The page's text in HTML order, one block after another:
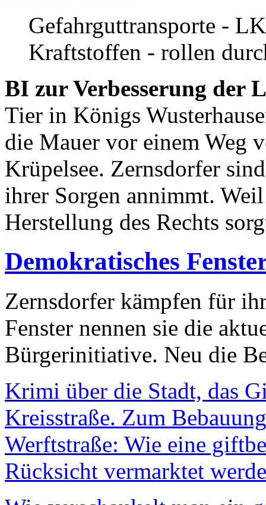
Gefahrguttransporte -
Kraftstoffen - rollen
BI zur Verbesserung der
Tier in Königs
die Mauer vor einem Weg
Krüpelsee. Zernsdorfer
ihrer Sorgen annimmt.
Herstellung des Rechts
Demokratisches
Zernsdorfer kämpfen für
Fenster nennen sie die
Bürgerinitiative. Neu die
Krimi über die Stadt, das
Kreisstraße. Zum
Werftstraße: Wie eine
Rücksicht vermarktet